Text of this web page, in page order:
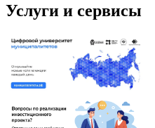
Услуги и сервисы